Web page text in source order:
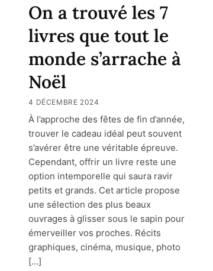
On a trouvé les 7
livres que tout le
monde s’arrache à
Noël
4 DÉCEMBRE 2024
À l’approche des fêtes de fin d’année,
trouver le cadeau idéal peut souvent
s’avérer être une véritable épreuve.
Cependant, offrir un livre reste une
option intemporelle qui saura ravir
petits et grands. Cet article propose
une sélection des plus beaux
ouvrages à glisser sous le sapin pour
émerveiller vos proches. Récits
graphiques, cinéma, musique, photo
[…]